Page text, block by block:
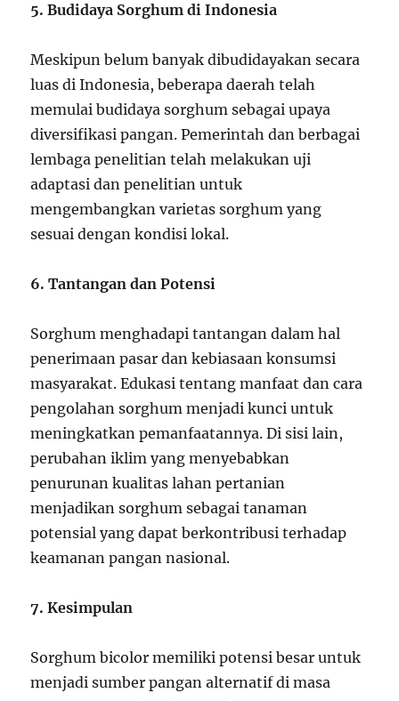
5. Budidaya Sorghum di Indonesia
Meskipun belum banyak dibudidayakan secara
luas di Indonesia, beberapa daerah telah
memulai budidaya sorghum sebagai upaya
diversifikasi pangan. Pemerintah dan berbagai
lembaga penelitian telah melakukan uji
adaptasi dan penelitian untuk
mengembangkan varietas sorghum yang
sesuai dengan kondisi lokal.
6. Tantangan dan Potensi
Sorghum menghadapi tantangan dalam hal
penerimaan pasar dan kebiasaan konsumsi
masyarakat. Edukasi tentang manfaat dan cara
pengolahan sorghum menjadi kunci untuk
meningkatkan pemanfaatannya. Di sisi lain,
perubahan iklim yang menyebabkan
penurunan kualitas lahan pertanian
menjadikan sorghum sebagai tanaman
potensial yang dapat berkontribusi terhadap
keamanan pangan nasional.
7. Kesimpulan
Sorghum bicolor memiliki potensi besar untuk
menjadi sumber pangan alternatif di masa